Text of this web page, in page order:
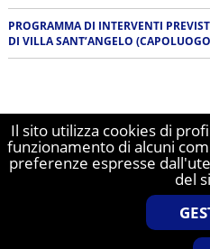
Il sito utilizza cookies di
funzionamento di alcuni
preferenze espresse
del
PROGRAMMA DI INTERVENTI
DI VILLA SANT’ANGELO
COMUNE DI VILLA SANT'ANGELO,
Monumento 10 - 67020 Villa
Codice Fiscale 80002590661 P Iva
Telefono nï¿½ 0862.810969 - Fax nï¿½
- PEC
Note